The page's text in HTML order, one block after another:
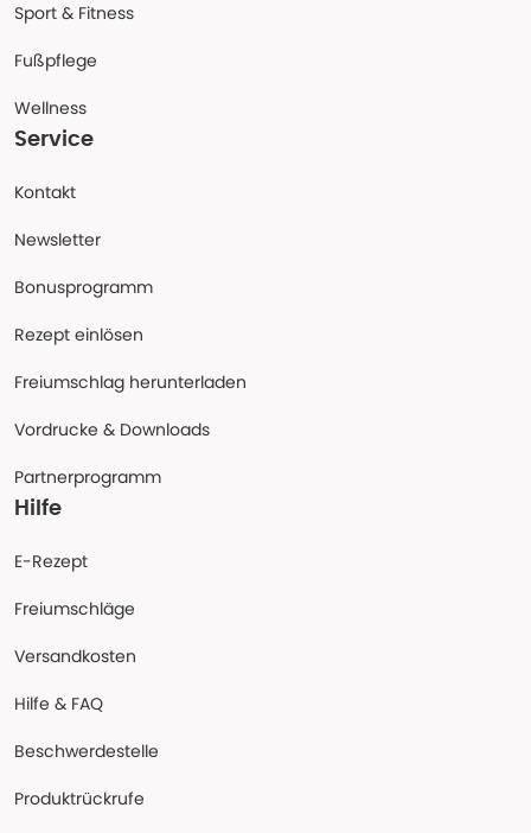
Sport & Fitness
Fußpflege
Wellness
Service
Kontakt
Newsletter
Bonusprogramm
Rezept einlösen
Freiumschlag herunterladen
Vordrucke & Downloads
Partnerprogramm
Hilfe
E-Rezept
Freiumschläge
Versandkosten
Hilfe & FAQ
Beschwerdestelle
Produktrückrufe